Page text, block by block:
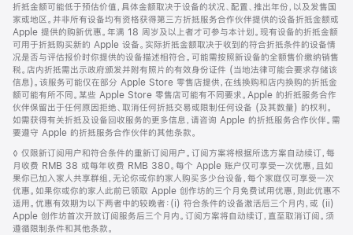
注
折抵金额可能低于预估价值，具体金额取决于设备的状况、配置、推出年份，以及发售国
家或地区。并非所有设备均有资格获得第三方折抵服务合作伙伴提供的设备折抵金额或
Apple 提供的购新优惠。年满 18 周岁及以上者才可参与本计划。现有设备的折抵金额
可用于折抵购买新的 Apple 设备。实际折抵金额取决于收到的符合折抵条件的设备情
况是否与评估报价时你提供的设备描述相符合。可能需按照新设备的全额售价缴纳销售
税。店内折抵需出示政府颁发并附有照片的有效身份证件 (当地法律可能会要求存储该
信息)。该服务可能仅在部分 Apple Store 零售店提供，在线换购和店内换购的折抵金
额可能有所不同。某些 Apple Store 零售店可能有不同要求。Apple 的折抵服务合作
伙伴保留出于任何原因拒绝、取消任何折抵交易或限制任何设备 (及其数量) 的权利。
如需获得有关折抵及设备回收服务的更多信息，请咨询 Apple 的折抵服务合作伙伴。需
要遵守 Apple 的折抵服务合作伙伴的其他条款。
脚
注
◊ 仅限新订阅用户和符合条件的重新订阅用户。订阅方案将根据所选方案自动续订，每
月收费 RMB 38 或每年收费 RMB 380。每个 Apple 账户仅可享受一次优惠，且如
果你已加入家人共享群组，无论你或你的家人购买多少台设备，每个家庭仅可享受一次
优惠。如果你或你的家人此前已领取 Apple 创作坊的三个月免费试用优惠，则此优惠不
适用。优惠有效期为以下两者中的较晚者：(i) 符合条件的设备激活后三个月内，或 (ii)
Apple 创作坊首次开放订阅服务后三个月内。订阅方案将自动续订，直至取消订阅。须
遵循限制条件和其他条款。